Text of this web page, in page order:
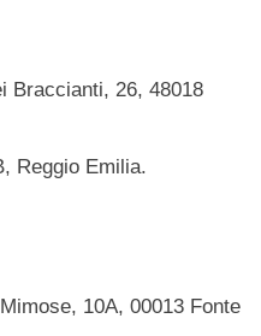
Braccianti, 26, 48018
Reggio Emilia.
10A, 00013 Fonte